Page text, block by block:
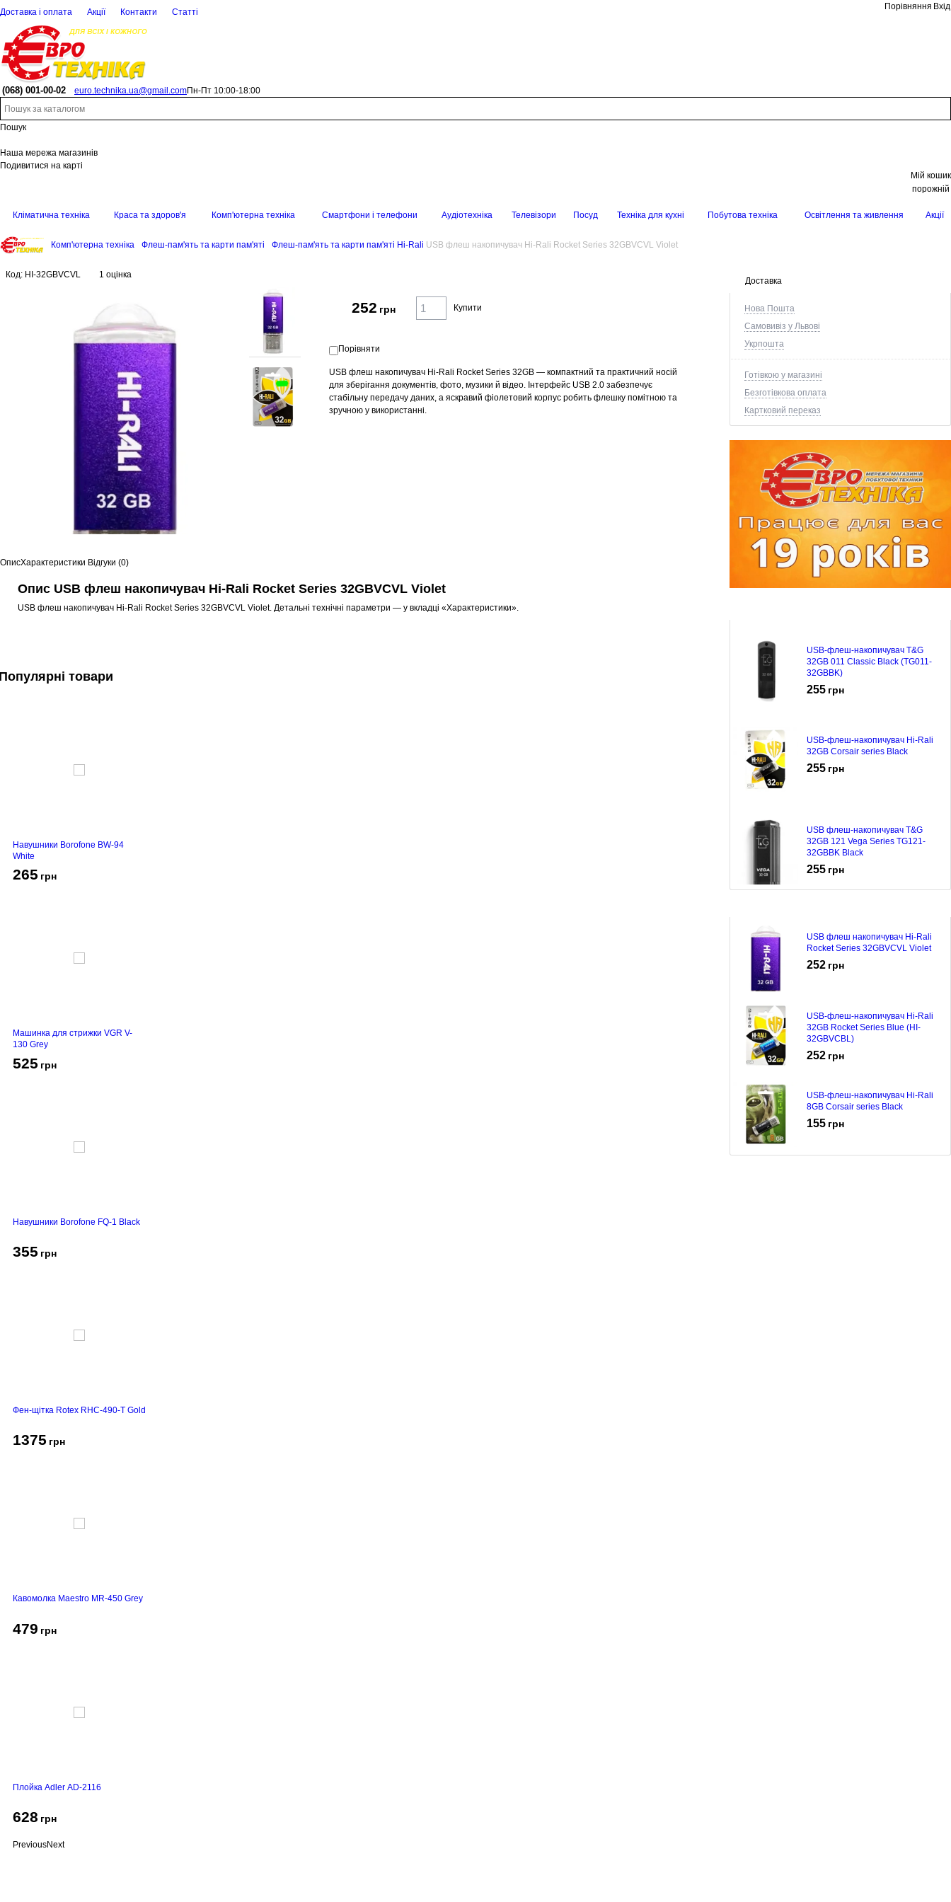
Доставка і оплата Акції Контакти Статті
Порівняння Вхід
(068) 001-00-02 euro.technika.ua@gmail.comПн-Пт 10:00-18:00
Пошук
Наша мережа магазинів
Подивитися на карті
Мій кошик
порожній
Кліматична техніка Краса та здоров'я Комп'ютерна техніка Смартфони і телефони Аудіотехніка Телевізори Посуд Техніка для кухні Побутова техніка Освітлення та живлення Акції
Комп'ютерна техніка Флеш-пам'ять та карти пам'яті Флеш-пам'ять та карти пам'яті Hi-Rali USB флеш накопичувач Hi-Rali Rocket Series 32GBVCVL Violet
Доставка
Нова Пошта
Самовивіз у Львові
Укрпошта
Готівкою у магазині
Безготівкова оплата
Картковий переказ
USB-флеш-накопичувач T&G
32GB 011 Classic Black (TG011-
32GBBK)
255 грн
USB-флеш-накопичувач Hi-Rali
32GB Corsair series Black
255 грн
USB флеш-накопичувач T&G
32GB 121 Vega Series TG121-
32GBBK Black
255 грн
USB флеш накопичувач Hi-Rali
Rocket Series 32GBVCVL Violet
252 грн
USB-флеш-накопичувач Hi-Rali
32GB Rocket Series Blue (HI-
32GBVCBL)
252 грн
USB-флеш-накопичувач Hi-Rali
8GB Corsair series Black
155 грн
Код: HI-32GBVCVL 1 оцінка
252 грн Купити
Порівняти
USB флеш накопичувач Hi-Rali Rocket Series 32GB — компактний та практичний носій
для зберігання документів, фото, музики й відео. Інтерфейс USB 2.0 забезпечує
стабільну передачу даних, а яскравий фіолетовий корпус робить флешку помітною та
зручною у використанні.
ОписХарактеристики Відгуки (0)
Опис USB флеш накопичувач Hi-Rali Rocket Series 32GBVCVL Violet
USB флеш накопичувач Hi-Rali Rocket Series 32GBVCVL Violet. Детальні технічні параметри — у вкладці «Характеристики».
товари
Навушники Borofone BW-94
White
265 грн
Машинка для стрижки VGR V-
130 Grey
525 грн
Навушники Borofone FQ-1 Black
355 грн
Фен-щітка Rotex RHC-490-T Gold
1375 грн
Кавомолка Maestro MR-450 Grey
479 грн
Плойка Adler AD-2116
628 грн
PreviousNext